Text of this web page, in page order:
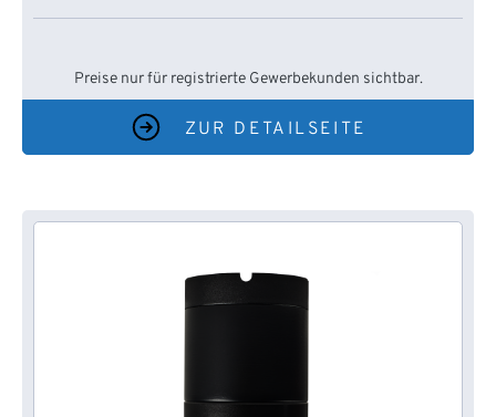
Preise nur für registrierte Gewerbekunden sichtbar.
ZUR DETAILSEITE